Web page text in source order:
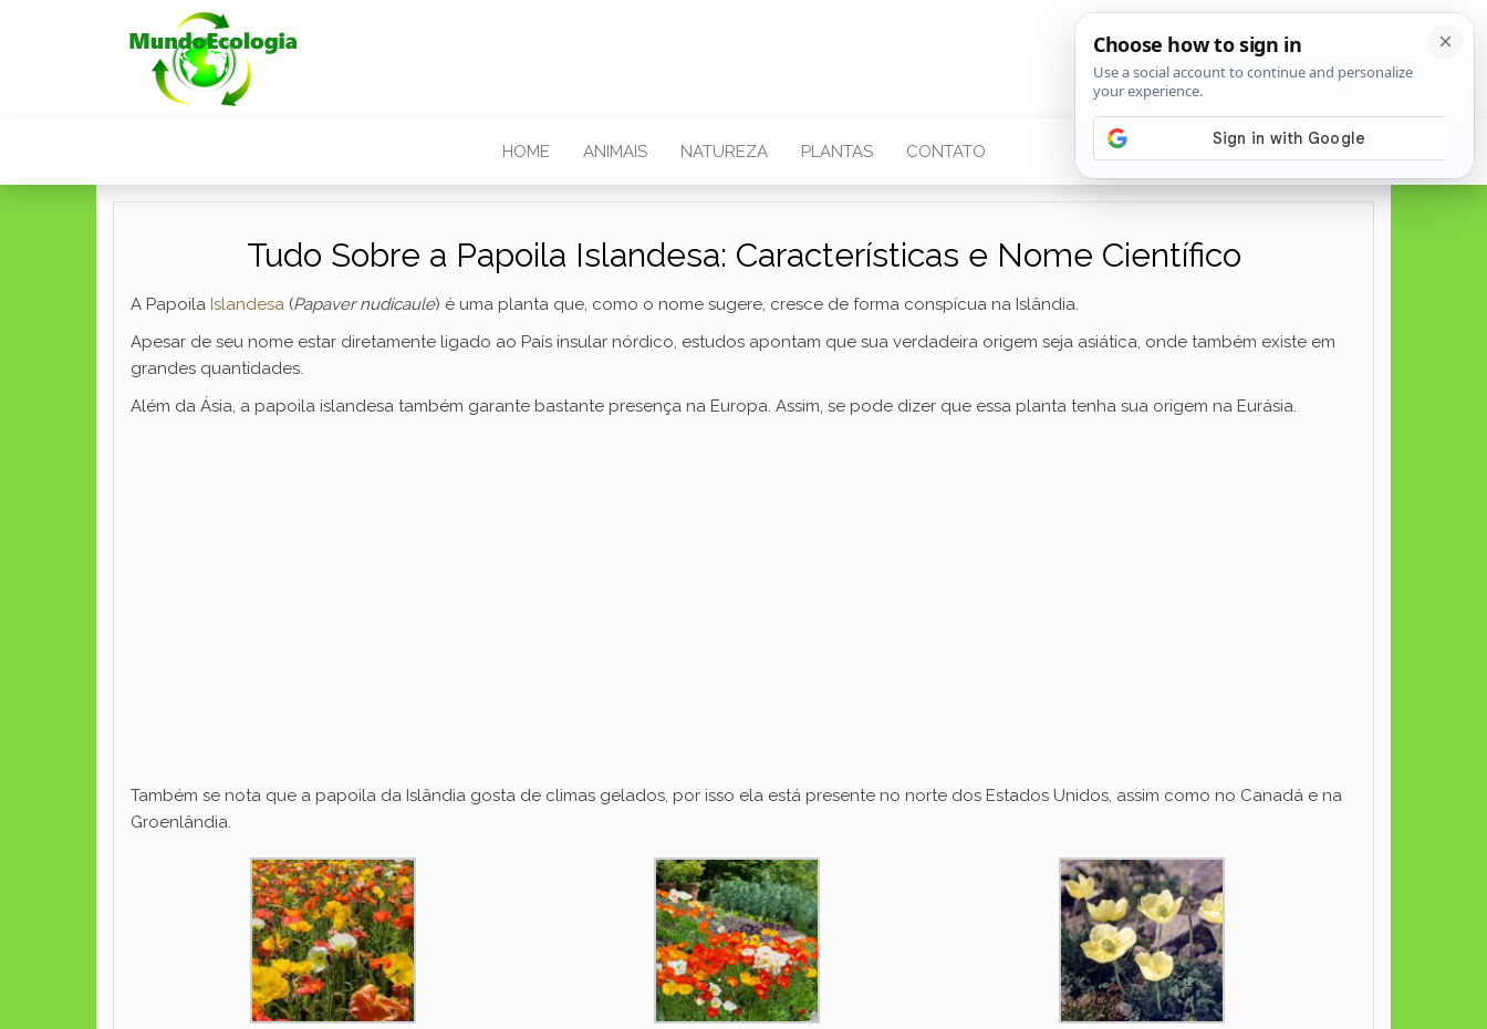
HOME ANIMAIS NATUREZA PLANTAS CONTATO
Tudo Sobre a Papoila Islandesa: Características e Nome Científico
A Papoila Islandesa (Papaver nudicaule) é uma planta que, como o nome sugere, cresce de forma conspícua na Islândia.
Apesar de seu nome estar diretamente ligado ao País insular nórdico, estudos apontam que sua verdadeira origem seja asiática, onde também existe em
grandes quantidades.
Além da Ásia, a papoila islandesa também garante bastante presença na Europa. Assim, se pode dizer que essa planta tenha sua origem na Eurásia.
Também se nota que a papoila da Islândia gosta de climas gelados, por isso ela está presente no norte dos Estados Unidos, assim como no Canadá e na
Groenlândia.